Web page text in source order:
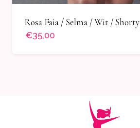
Rosa Faia / Selma / Wit / Shorty
€35,00